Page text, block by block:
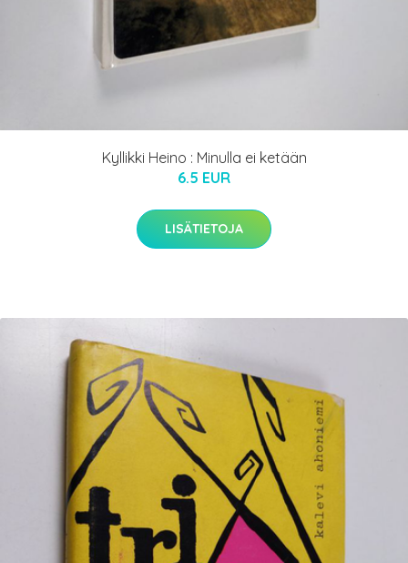
Kyllikki Heino : Minulla ei ketään
6.5 EUR
LISÄTIETOJA